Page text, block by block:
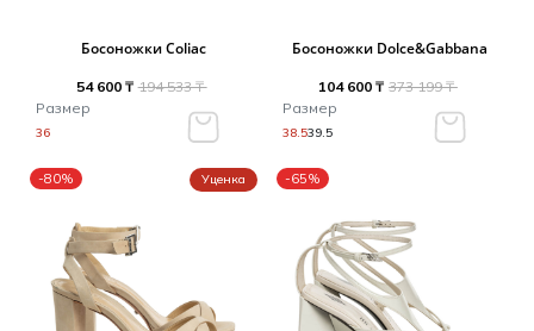
Босоножки Coliac
54 600 ₸ 194 533 ₸
Размер
36
Босоножки Dolce&Gabbana
104 600 ₸ 373 199 ₸
Размер
38.539.5
-80% Уценка -65%